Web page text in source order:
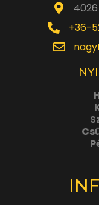
+36-